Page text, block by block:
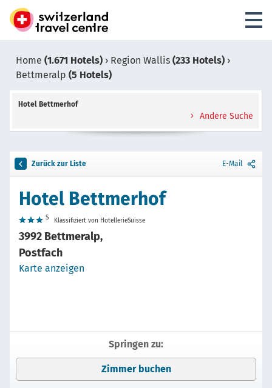
Home (1.671 Hotels) › Region Wallis (233 Hotels) ›
Bettmeralp (5 Hotels)
Hotel Bettmerhof
Andere Suche
Zurück zur Liste E-Mail
Hotel Bettmerhof
S Klassifiziert von HotellerieSuisse
3992 Bettmeralp,
Postfach
Karte anzeigen
Springen zu:
Zimmer buchen